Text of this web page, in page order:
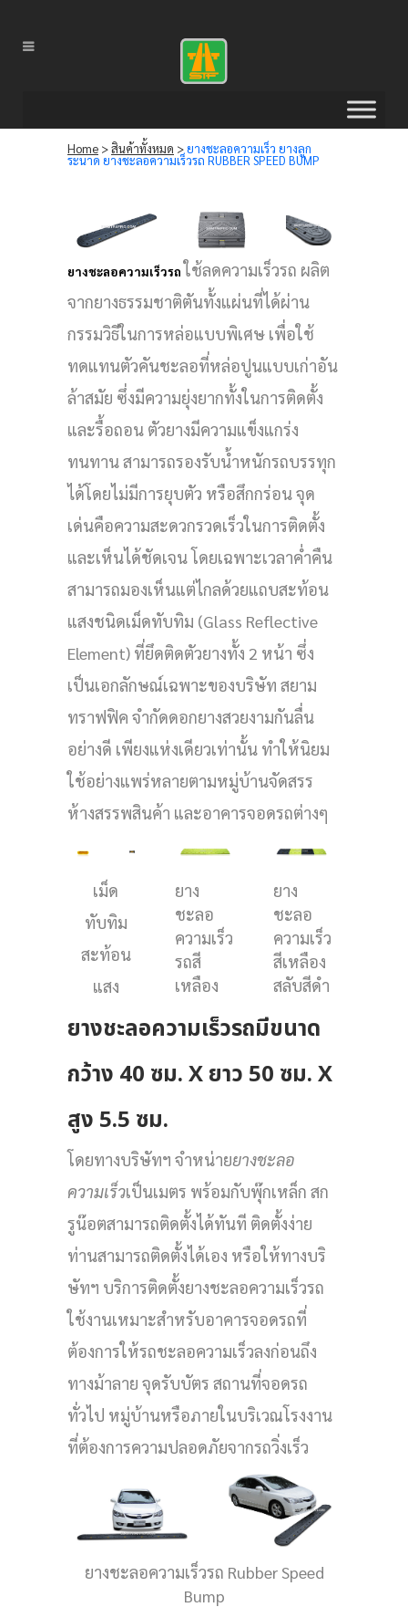
Home >สินค้าทั้งหมด >ยางชะลอความเร็ว ยางลูก
ระนาด ยางชะลอความเร็วรถ RUBBER SPEED BUMP
ยางชะลอความเร็วรถ ใช้ลดความเร็วรถ ผลิต
จากยางธรรมชาติตันทั้งแผ่นที่ได้ผ่าน
กรรมวิธีในการหล่อแบบพิเศษ เพื่อใช้
ทดแทนตัวคันชะลอที่หล่อปูนแบบเก่าอัน
ล้าสมัย ซึ่งมีความยุ่งยากทั้งในการติดตั้ง
และรื้อถอน ตัวยางมีความแข็งแกร่ง
ทนทาน สามารถรองรับน้ำหนักรถบรรทุก
ได้โดยไม่มีการยุบตัว หรือสึกกร่อน จุด
เด่นคือความสะดวกรวดเร็วในการติดตั้ง
และเห็นได้ชัดเจน โดยเฉพาะเวลาค่ำคืน
สามารถมองเห็นแต่ไกลด้วยแถบสะท้อน
แสงชนิดเม็ดทับทิม (Glass Reflective
Element) ที่ยึดติดตัวยางทั้ง 2 หน้า ซึ่ง
เป็นเอกลักษณ์เฉพาะของบริษัท สยาม
ทราฟฟิค จำกัดดอกยางสวยงามกันลื่น
อย่างดี เพียงแห่งเดียวเท่านั้น ทำให้นิยม
ใช้อย่างแพร่หลายตามหมู่บ้านจัดสรร
ห้างสรรพสินค้า และอาคารจอดรถต่างๆ
เม็ด
ทับทิม
สะท้อน
แสง
ยาง
ชะลอ
ความเร็ว
รถสี
เหลือง
ยาง
ชะลอ
ความเร็ว
สีเหลือง
สลับสีดำ
ยางชะลอความเร็วรถมีขนาด
กว้าง 40 ซม. X ยาว 50 ซม. X
สูง 5.5 ซม.
โดยทางบริษัทฯ จำหน่ายยางชะลอ
ความเร็วเป็นเมตร พร้อมกับพุ๊กเหล็ก สก
รูน๊อตสามารถติดตั้งได้ทันที ติดตั้งง่าย
ท่านสามารถติดตั้งได้เอง หรือให้ทางบริ
ษัทฯ บริการติดตั้งยางชะลอความเร็วรถ
ใช้งานเหมาะสำหรับอาคารจอดรถที่
ต้องการให้รถชะลอความเร็วลงก่อนถึง
ทางม้าลาย จุดรับบัตร สถานที่จอดรถ
ทั่วไป หมู่บ้านหรือภายในบริเวณโรงงาน
ที่ต้องการความปลอดภัยจากรถวิ่งเร็ว
ยางชะลอความเร็วรถ Rubber Speed
Bump